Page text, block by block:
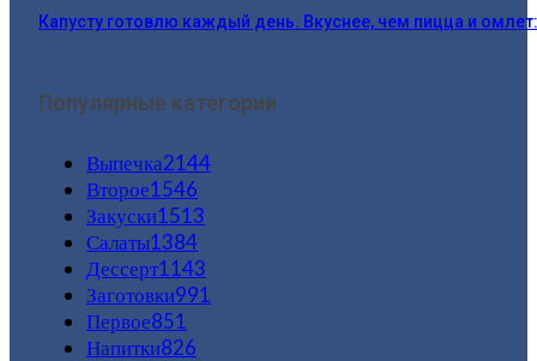
Капусту готовлю каждый день. Вкуснее, чем пицца и
Популярные категории
Выпечка2144
Второе1546
Закуски1513
Салаты1384
Дессерт1143
Заготовки991
Первое851
Напитки826